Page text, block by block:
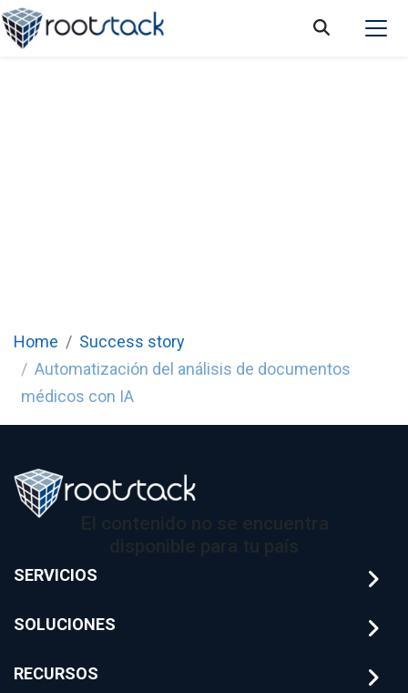
Home
Success story
Automatización del análisis de documentos
médicos con IA
SERVICIOS
SOLUCIONES
RECURSOS